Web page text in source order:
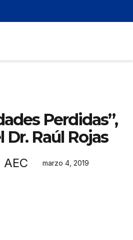
Perdidas”,
Raúl Rojas
marzo 4, 2019